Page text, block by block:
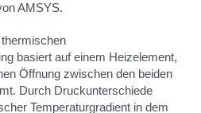
AMSYS.
basiert auf einem Heizelement,
Öffnung zwischen den beiden
Durch Druckunterschiede
Temperaturgradient in dem